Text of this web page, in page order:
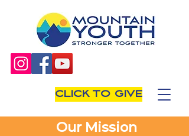
Our Mission
CLICK TO GIVE